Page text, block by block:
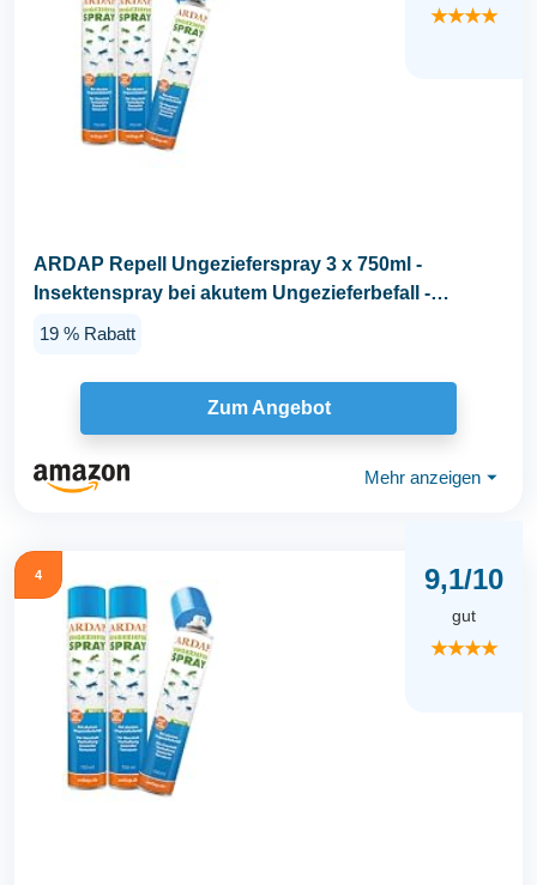
★★★★
ARDAP Repell Ungezieferspray 3 x 750ml -
Insektenspray bei akutem Ungezieferbefall -
19 % Rabatt
Zum Angebot
Mehr anzeigen ⏷
4 9,1/10
gut
★★★★